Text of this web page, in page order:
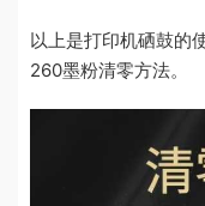
以上是打印机硒鼓的
260墨粉清零方法。